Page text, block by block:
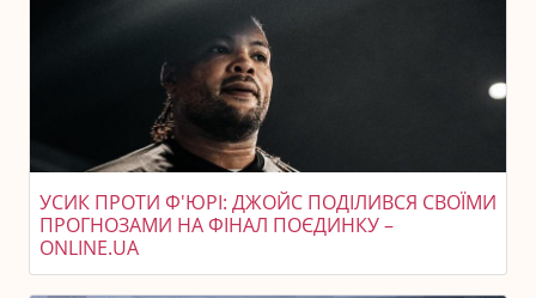
УСИК ПРОТИ Ф'ЮРІ: ДЖОЙС ПОДІЛИВСЯ СВОЇМИ
ПРОГНОЗАМИ НА ФІНАЛ ПОЄДИНКУ –
ONLINE.UA